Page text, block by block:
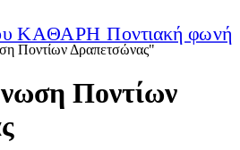
Ποντίων Δραπετσώνας"
Ποντίων